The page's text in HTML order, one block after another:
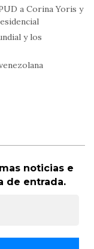
a Corina Yoris y
y los
noticias e
de entrada.